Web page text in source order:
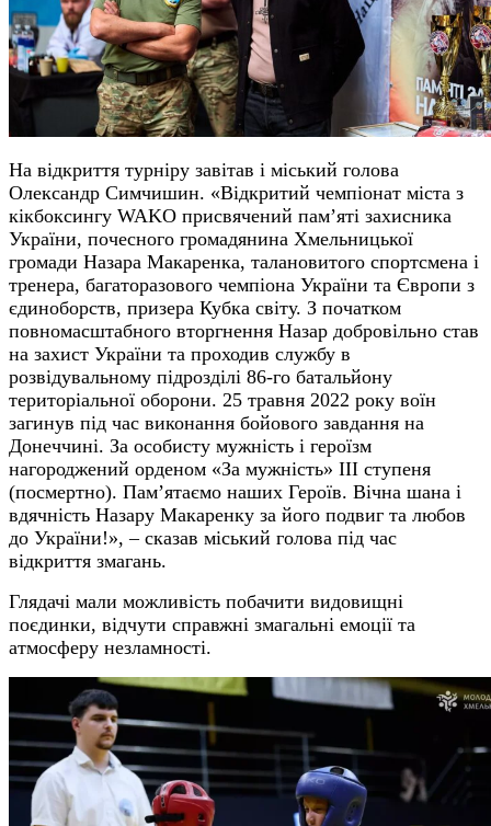
На відкриття турніру завітав і міський голова
Олександр Симчишин. «Відкритий чемпіонат міста з
кікбоксингу WAKO присвячений пам’яті захисника
України, почесного громадянина Хмельницької
громади Назара Макаренка, талановитого спортсмена і
тренера, багаторазового чемпіона України та Європи з
єдиноборств, призера Кубка світу. З початком
повномасштабного вторгнення Назар добровільно став
на захист України та проходив службу в
розвідувальному підрозділі 86-го батальйону
територіальної оборони. 25 травня 2022 року воїн
загинув під час виконання бойового завдання на
Донеччині. За особисту мужність і героїзм
нагороджений орденом «За мужність» ІІІ ступеня
(посмертно). Пам’ятаємо наших Героїв. Вічна шана і
вдячність Назару Макаренку за його подвиг та любов
до України!», – сказав міський голова під час
відкриття змагань.
Глядачі мали можливість побачити видовищні
поєдинки, відчути справжні змагальні емоції та
атмосферу незламності.